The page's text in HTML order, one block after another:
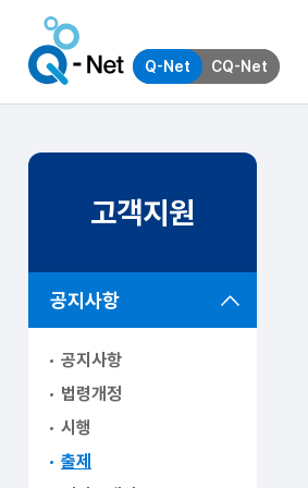
Q-Net CQ-Net
고객지원
공지사항
공지사항
법령개정
시행
출제